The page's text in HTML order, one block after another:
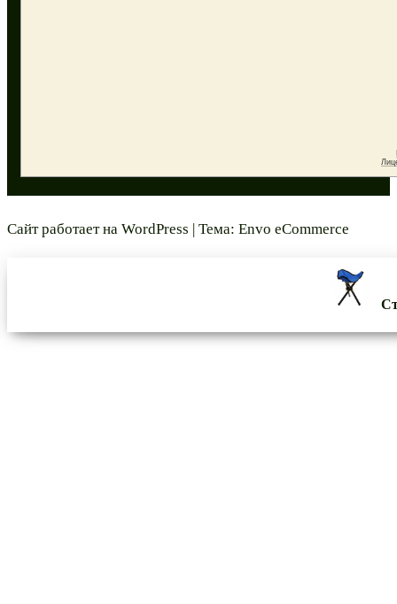
Сайт работает на WordPress | Тема: Envo eCommerce